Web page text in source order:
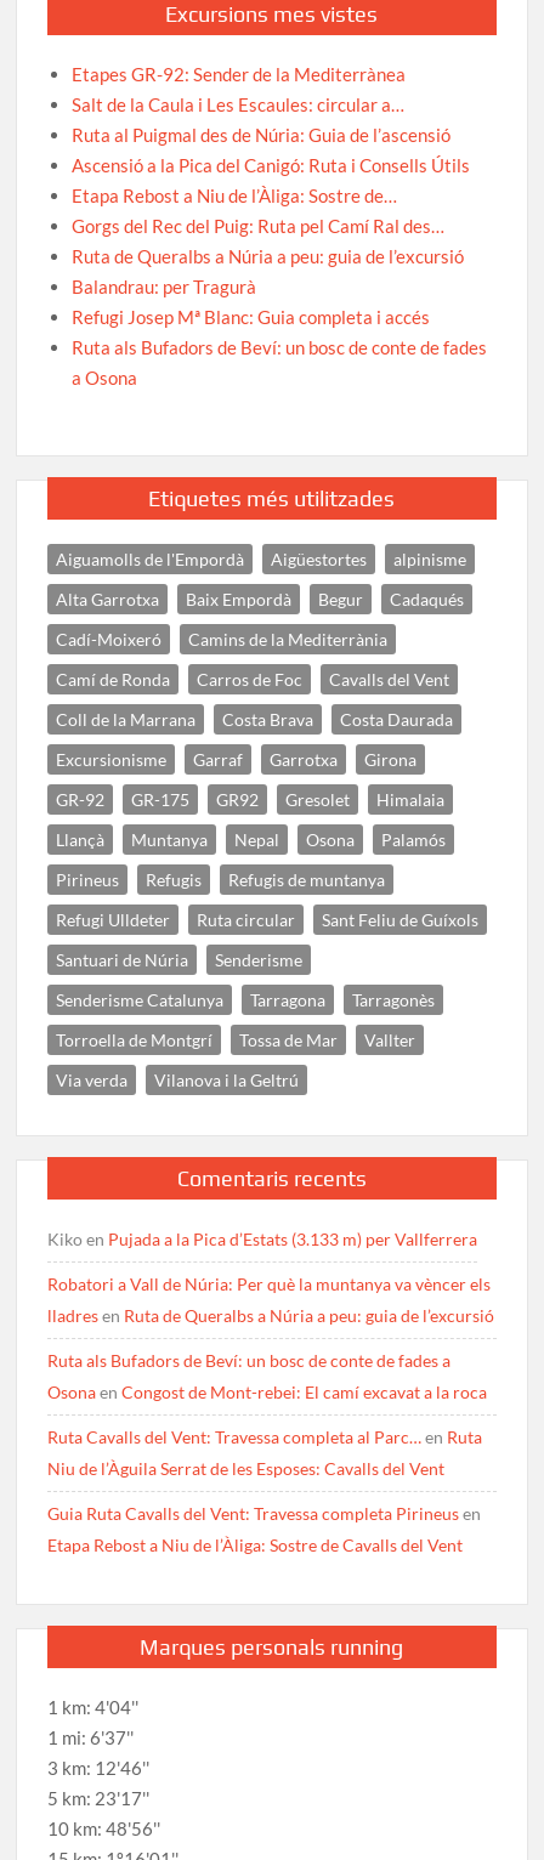
Excursions mes vistes
Etapes GR-92: Sender de la Mediterrànea
Salt de la Caula i Les Escaules: circular a…
Ruta al Puigmal des de Núria: Guia de l’ascensió
Ascensió a la Pica del Canigó: Ruta i Consells Útils
Etapa Rebost a Niu de l’Àliga: Sostre de…
Gorgs del Rec del Puig: Ruta pel Camí Ral des…
Ruta de Queralbs a Núria a peu: guia de l’excursió
Balandrau: per Tragurà
Refugi Josep Mª Blanc: Guia completa i accés
Ruta als Bufadors de Beví: un bosc de conte de fades
a Osona
Etiquetes més utilitzades
Aiguamolls de l'Empordà Aigüestortes
alpinisme
Alta Garrotxa
Baix Empordà Begur
Cadaqués
Cadí-Moixeró
Camins de la Mediterrània
Camí de Ronda
Carros de Foc
Cavalls del Vent
Coll de la Marrana
Costa Brava
Costa Daurada
Excursionisme
Garraf Garrotxa
Girona
GR-92
GR-175 GR92 Gresolet
Himalaia
Llançà
Muntanya Nepal Osona
Palamós
Pirineus
Refugis
Refugis de muntanya
Refugi Ulldeter
Ruta circular
Sant Feliu de Guíxols
Santuari de Núria
Senderisme
Senderisme Catalunya
Tarragona
Tarragonès
Torroella de Montgrí
Tossa de Mar
Vallter
Via verda
Vilanova i la Geltrú
Comentaris recents
Kikoen Pujada a la Pica d’Estats (3.133 m) per Vallferrera
Robatori a Vall de Núria: Per què la muntanya va vèncer els
lladresen Ruta de Queralbs a Núria a peu: guia de l’excursió
Ruta als Bufadors de Beví: un bosc de conte de fades a
OsonaenCongost de Mont-rebei: El camí excavat a la roca
Ruta Cavalls del Vent: Travessa completa al Parc…en Ruta
Niu de l’Àguila Serrat de les Esposes: Cavalls del Vent
Guia Ruta Cavalls del Vent: Travessa completa Pirineusen
Etapa Rebost a Niu de l’Àliga: Sostre de Cavalls del Vent
Marques personals running
1 km: 4'04''
1 mi: 6'37''
3 km: 12'46''
5 km: 23'17''
10 km: 48'56''